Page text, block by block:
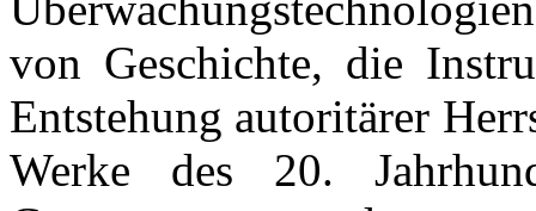
von Geschichte, die
Entstehung autoritärer
Werke des 20.